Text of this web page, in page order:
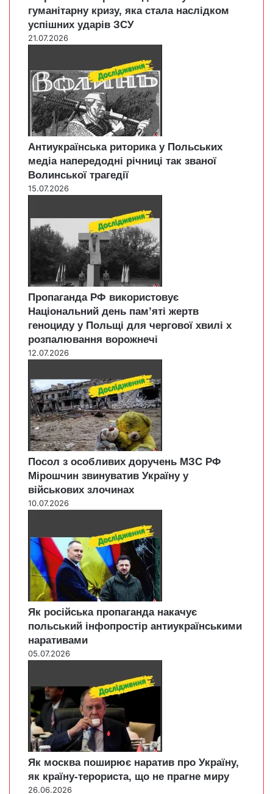
гуманітарну кризу, яка стала наслідком
успішних ударів ЗСУ
21.07.2026
Антиукраїнська риторика у Польських
медіа напередодні річниці так званої
Волинської трагедії
15.07.2026
Пропаганда РФ використовує
Національний день пам’яті жертв
геноциду у Польщі для чергової хвилі х
розпалювання ворожнечі
12.07.2026
Посол з особливих доручень МЗС РФ
Мірошчин звинуватив Україну у
військових злочинах
10.07.2026
Як російська пропаганда накачує
польський інфопростір антиукраїнськими
наративами
05.07.2026
Як москва поширює наратив про Україну,
як країну-терориста, що не прагне миру
26.06.2026